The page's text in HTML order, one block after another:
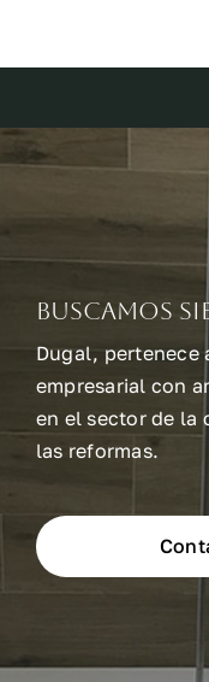
Buscamos
Dugal, pertenece
empresarial con
en el sector de la
las reformas.